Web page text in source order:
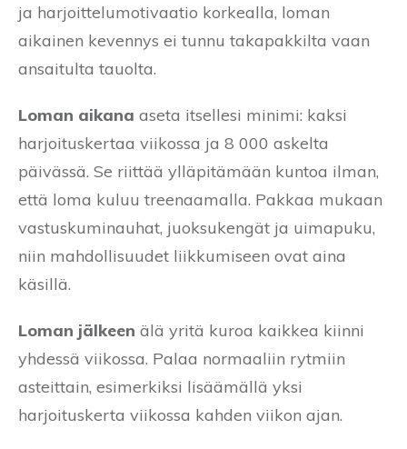
ja harjoittelumotivaatio korkealla, loman
aikainen kevennys ei tunnu takapakkilta vaan
ansaitulta tauolta.
Loman aikana aseta itsellesi minimi: kaksi
harjoituskertaa viikossa ja 8 000 askelta
päivässä. Se riittää ylläpitämään kuntoa ilman,
että loma kuluu treenaamalla. Pakkaa mukaan
vastuskuminauhat, juoksukengät ja uimapuku,
niin mahdollisuudet liikkumiseen ovat aina
käsillä.
Loman jälkeen älä yritä kuroa kaikkea kiinni
yhdessä viikossa. Palaa normaaliin rytmiin
asteittain, esimerkiksi lisäämällä yksi
harjoituskerta viikossa kahden viikon ajan.